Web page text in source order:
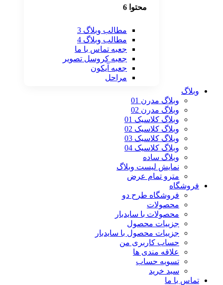
محتوا 6
مطالب وبلاگ 3
مطالب وبلاگ 4
جعبه تماس با ما
جعبه کروسل تصویر
جعبه آیکون
مراحل
وبلاگ
وبلاگ مدرن 01
وبلاگ مدرن 02
وبلاگ کلاسیک 01
وبلاگ کلاسیک 02
وبلاگ کلاسیک 03
وبلاگ کلاسیک 04
وبلاگ ساده
نمایش لیست وبلاگ
مترو تمام عرض
فروشگاه
فروشگاه طرح دو
محصولات
محصولات با سایدبار
جزییات محصول
جزییات محصول با سایدبار
حساب کاربری من
علاقه مندی ها
تسویه حساب
سبد خرید
تماس با ما